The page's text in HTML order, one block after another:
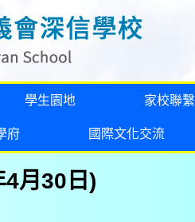
學生園地 家校聯繫
府 國際文化交流
月30日)